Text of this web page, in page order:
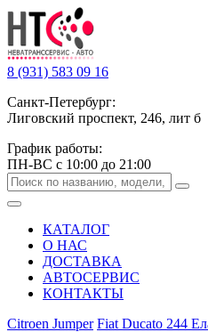
8 (931) 583 09 16
Санкт-Петербург:
Лиговский проспект, 246, лит б
График работы:
ПН-ВС с 10:00 до 21:00
КАТАЛОГ
О НАС
ДОСТАВКА
АВТОСЕРВИС
КОНТАКТЫ
Citroen Jumper Fiat Ducato 244